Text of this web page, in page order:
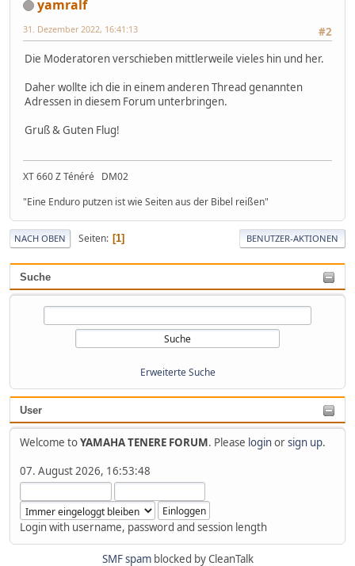
Suche
Erweiterte Suche
User
Welcome toYAMAHA TENERE FORUM. Please loginorsign up.
07. August 2026, 16:53:48
Login with username, password and session length
yamralf
#2
31. Dezember 2022, 16:41:13
Die Moderatoren verschieben mittlerweile vieles hin und her.
Daher wollte ich die in einem anderen Thread genannten
Adressen in diesem Forum unterbringen.
Gruß & Guten Flug!
XT 660 Z Ténéré DM02
"Eine Enduro putzen ist wie Seiten aus der Bibel reißen"
NACH OBEN Seiten 1 BENUTZER-AKTIONEN
SMF spamblocked by CleanTalk